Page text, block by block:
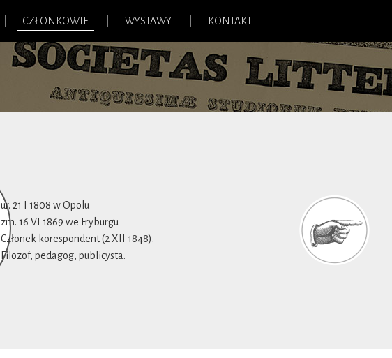
CZŁONKOWIE WYSTAWY KONTAKT
ur. 21 I 1808 w Opolu
zm. 16 VI 1869 we Fryburgu
Członek korespondent (2 XII 1848).
Filozof, pedagog, publicysta.